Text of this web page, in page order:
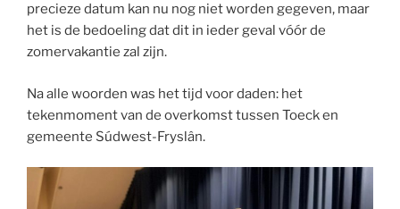
precieze datum kan nu nog niet worden gegeven, maar
het is de bedoeling dat dit in ieder geval vóór de
zomervakantie zal zijn.
Na alle woorden was het tijd voor daden: het
tekenmoment van de overkomst tussen Toeck en
gemeente Súdwest-Fryslân.